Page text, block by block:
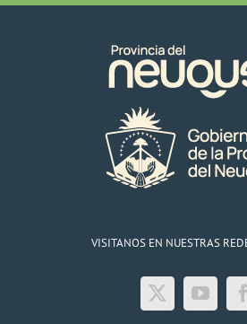
VISITANOS EN NUESTRAS